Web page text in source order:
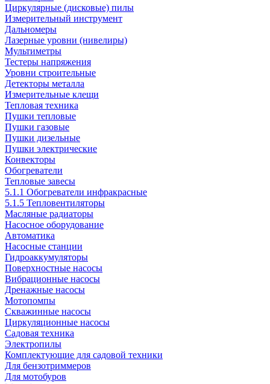
Циркулярные (дисковые) пилы
Измерительный инструмент
Дальномеры
Лазерные уровни (нивелиры)
Мультиметры
Тестеры напряжения
Уровни строительные
Детекторы металла
Измерительные клещи
Тепловая техника
Пушки тепловые
Пушки газовые
Пушки дизельные
Пушки электрические
Конвекторы
Обогреватели
Тепловые завесы
5.1.1 Обогреватели инфракрасные
5.1.5 Тепловентиляторы
Масляные радиаторы
Насосное оборудование
Автоматика
Насосные станции
Гидроаккумуляторы
Поверхностные насосы
Вибрационные насосы
Дренажные насосы
Мотопомпы
Скважинные насосы
Циркуляционные насосы
Садовая техника
Электропилы
Комплектующие для садовой техники
Для бензотриммеров
Для мотобуров